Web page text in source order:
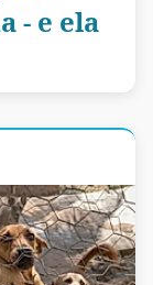
- e ela